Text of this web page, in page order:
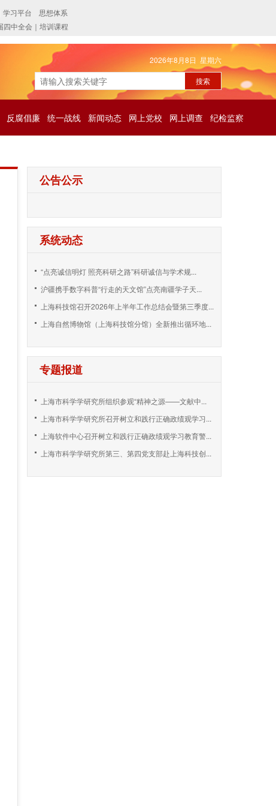
2026年8月8日 星期六
反腐倡廉 统一战线 新闻动态 网上党校 网上调查 纪检监察
公告公示
系统动态
“点亮诚信明灯 照亮科研之路”科研诚信与学术规...
沪疆携手数字科普“行走的天文馆”点亮南疆学子天...
上海科技馆召开2026年上半年工作总结会暨第三季度...
上海自然博物馆（上海科技馆分馆）全新推出循环地...
专题报道
上海市科学学研究所组织参观“精神之源——文献中...
上海市科学学研究所召开树立和践行正确政绩观学习...
上海软件中心召开树立和践行正确政绩观学习教育警...
上海市科学学研究所第三、第四党支部赴上海科技创...